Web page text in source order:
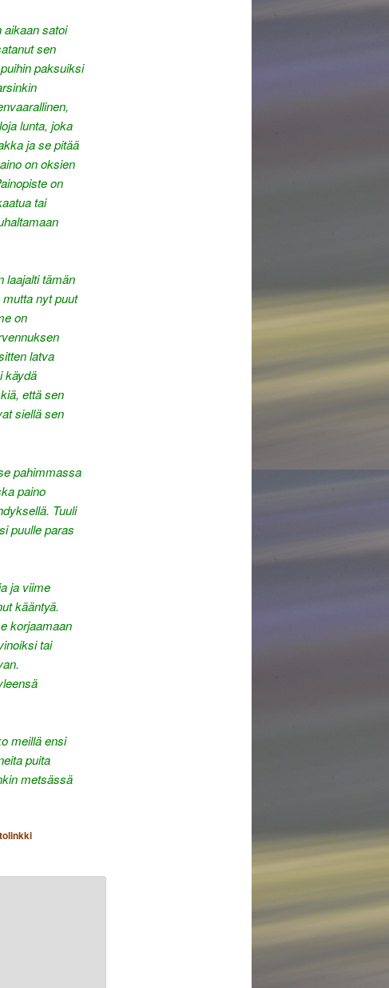
aikaan satoi
sen
paksuiksi
lunta, joka
ja se pitää
on oksien
on
tai
laajalti tämän
nyt puut
on
latva
käydä
että sen
siellä sen
pahimmassa
paino
Tuuli
puulle paras
ja viime
kääntyä.
korjaamaan
tai
meillä ensi
puita
metsässä